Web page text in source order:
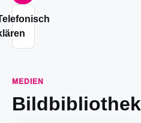
MEDIEN
Bildbibliothek